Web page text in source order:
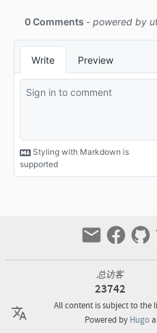
总访客
23742
All content is subject to the
Powered by Hugo